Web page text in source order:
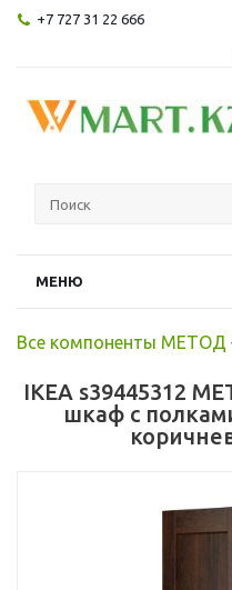
+7 727 31 22 666
МЕНЮ
Все компоненты МЕТОД
IKEA s39445312
шкаф с